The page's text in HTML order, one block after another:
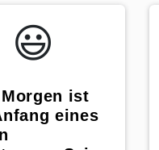
😃️
Morgen ist
eines